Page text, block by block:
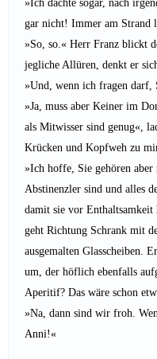
»Ich dachte sogar, nach
gar nicht! Immer am Strand
»So, so.« Herr Franz blickt
jegliche Allüren, denkt er
»Und, wenn ich fragen darf,
»Ja, muss aber Keiner im
als Mitwisser sind genug«,
Krücken und Kopfweh zu
»Ich hoffe, Sie gehören
Abstinenzler sind und alles
damit sie vor
geht Richtung Schrank mit
ausgemalten Glasscheiben.
um, der höflich ebenfalls
Aperitif? Das wäre schon
»Na, dann sind wir froh.
Anni!«